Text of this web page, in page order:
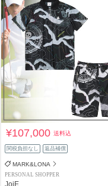
¥107,000送料込
関税負担なし 返品補償
MARK&LONA
PERSONAL SHOPPER
JoiE